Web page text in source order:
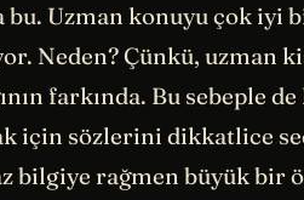
bu. Uzman konuyu çok iyi
Neden? Çünkü, uzman
farkında. Bu sebeple
için sözlerini dikkatlice
bilgiye rağmen büyük bir